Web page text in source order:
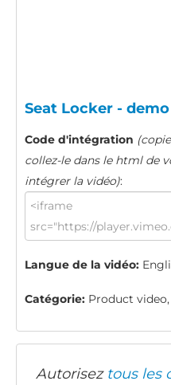
Seat Locker - demo
Code d'intégration
collez-le dans le html de
intégrer la vidéo):
Langue de la vidéo:
Catégorie: Product
Autorisez tous les